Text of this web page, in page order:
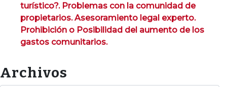
turístico?. Problemas con la comunidad de
propietarios. Asesoramiento legal experto.
Prohibición o Posibilidad del aumento de los
gastos comunitarios.
Archivos